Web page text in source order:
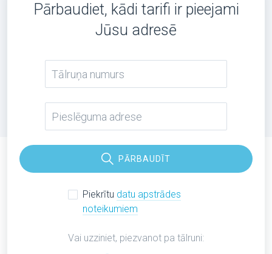
Pārbaudiet, kādi tarifi ir pieejami
Jūsu adresē
PĀRBAUDĪT
Piekrītu datu apstrādes
noteikumiem
Vai uzziniet, piezvanot pa tālruni: